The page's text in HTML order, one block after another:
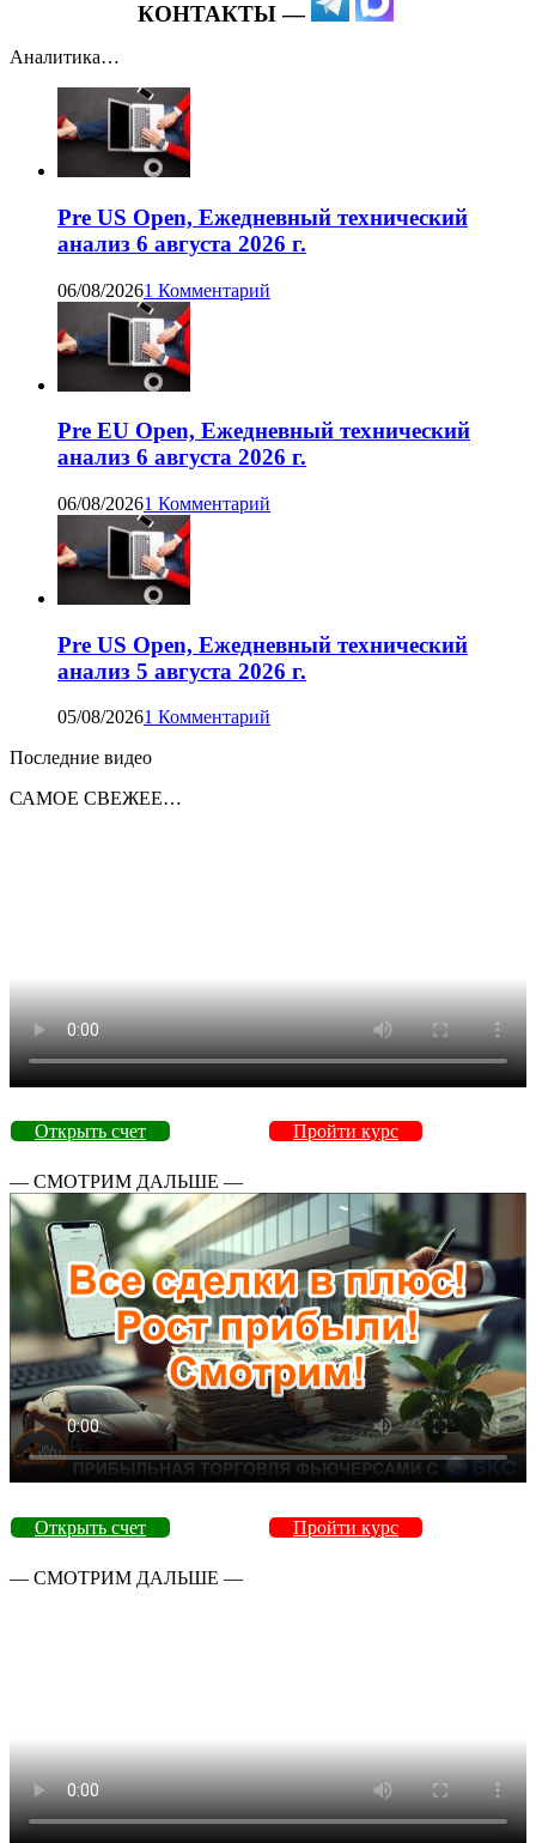
КОНТАКТЫ —
Аналитика…
Pre US Open, Ежедневный технический
анализ 6 августа 2026 г.
06/08/20261 Комментарий
Pre EU Open, Ежедневный технический
анализ 6 августа 2026 г.
06/08/20261 Комментарий
Pre US Open, Ежедневный технический
анализ 5 августа 2026 г.
05/08/20261 Комментарий
Последние видео
САМОЕ СВЕЖЕЕ…
Открыть счет Пройти курс
— СМОТРИМ ДАЛЬШЕ —
Открыть счет Пройти курс
— СМОТРИМ ДАЛЬШЕ —